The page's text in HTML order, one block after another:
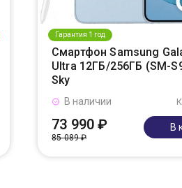
Гарантия 1 год
Смартфон Samsung
Ultra 12ГБ/256ГБ (SM-
Sky
В наличии
73 990 ₽
85 089 ₽
В